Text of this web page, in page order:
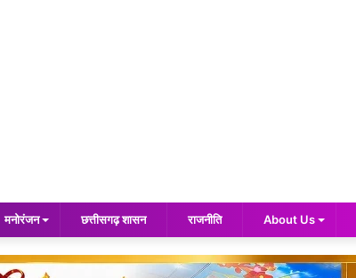
मनोरंजन छत्तीसगढ़ शासन राजनीति About Us